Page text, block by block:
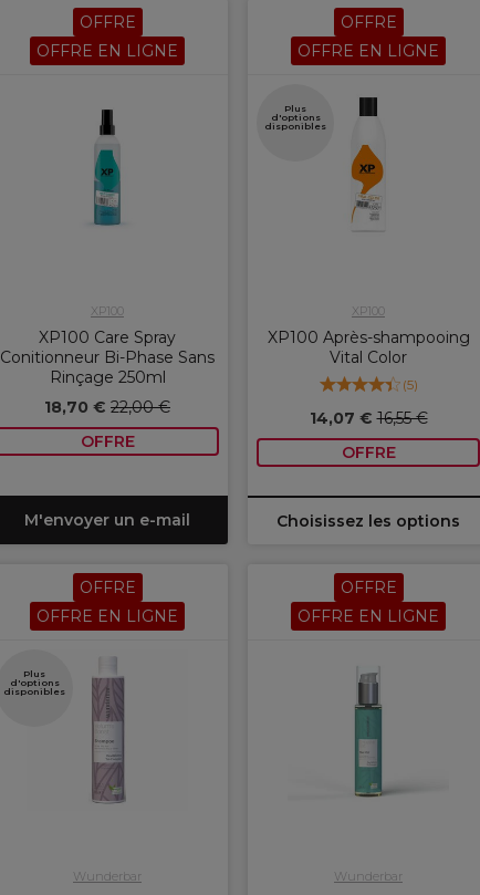
OFFRE
OFFRE EN LIGNE
XP100
XP100 Care Spray
Conitionneur Bi-Phase Sans
Rinçage 250ml
18,70 € 22,00 €
OFFRE
M'envoyer un e-mail
OFFRE
OFFRE EN LIGNE
Plus
d'options
disponibles
XP100
XP100 Après-shampooing
Vital Color
(5)
14,07 €16,55 €
OFFRE
Choisissez les options
OFFRE
OFFRE EN LIGNE
Plus
d'options
disponibles
Wunderbar
OFFRE
OFFRE EN LIGNE
Wunderbar